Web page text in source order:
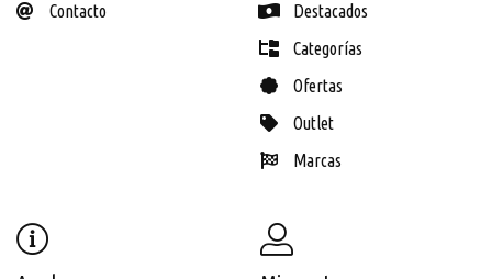
Contacto
Destacados
Categorías
Ofertas
Outlet
Marcas